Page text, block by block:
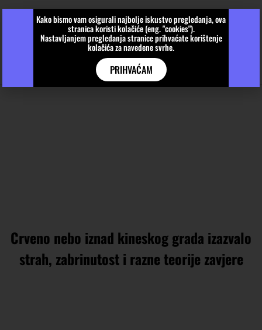
Crveno nebo iznad kineskog grada izazvalo
strah, zabrinutost i razne teorije zavjere
Kako bismo vam osigurali najbolje iskustvo pregledanja, ova
stranica koristi kolačiće (eng. "cookies").
Nastavljanjem pregledanja stranice prihvaćate korištenje
kolačića za navedene svrhe.
PRIHVAĆAM